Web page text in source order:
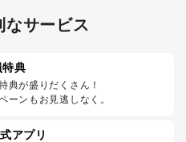
なサービス
特典
典が盛りだくさん！
ーンもお見逃しなく。
アプリ